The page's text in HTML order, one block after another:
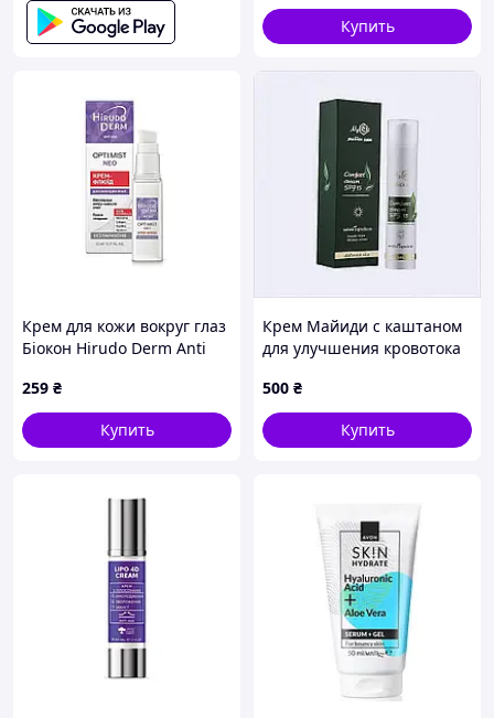
Купить
Крем для кожи вокруг глаз
Біокон Hirudo Derm Anti
контуров глаз 22 мл
(4820008319128)
259 ₴
Купить
Крем Майиди с каштаном
для улучшения кровотока
500 ₴
Купить